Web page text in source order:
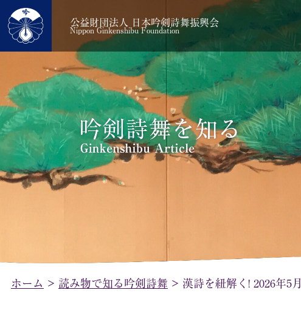
公益財団法人 日本吟剣詩舞振興会
Nippon Ginkenshibu Foundation
ホーム > 読み物で知る吟剣詩舞 > 漢詩を紐解く! 2026年5月